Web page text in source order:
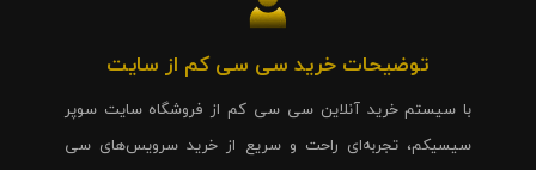
توضیحات خرید سی سی کم از سایت
با سیستم خرید آنلاین سی سی کم از فروشگاه سایت سوپر
سیسیکم، تجربه‌ای راحت و سریع از خرید سرویس‌های سی